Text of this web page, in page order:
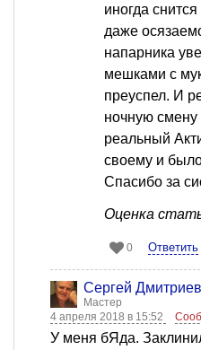
иногда
даже
напарника
мешками с
преуспел. И
ночную
реальный
своему и
Спасибо за
Оценка
0 Ответить
Сергей Дмитриев
Мастер
4 апреля 2018 в 15:52
У меня бЯда.